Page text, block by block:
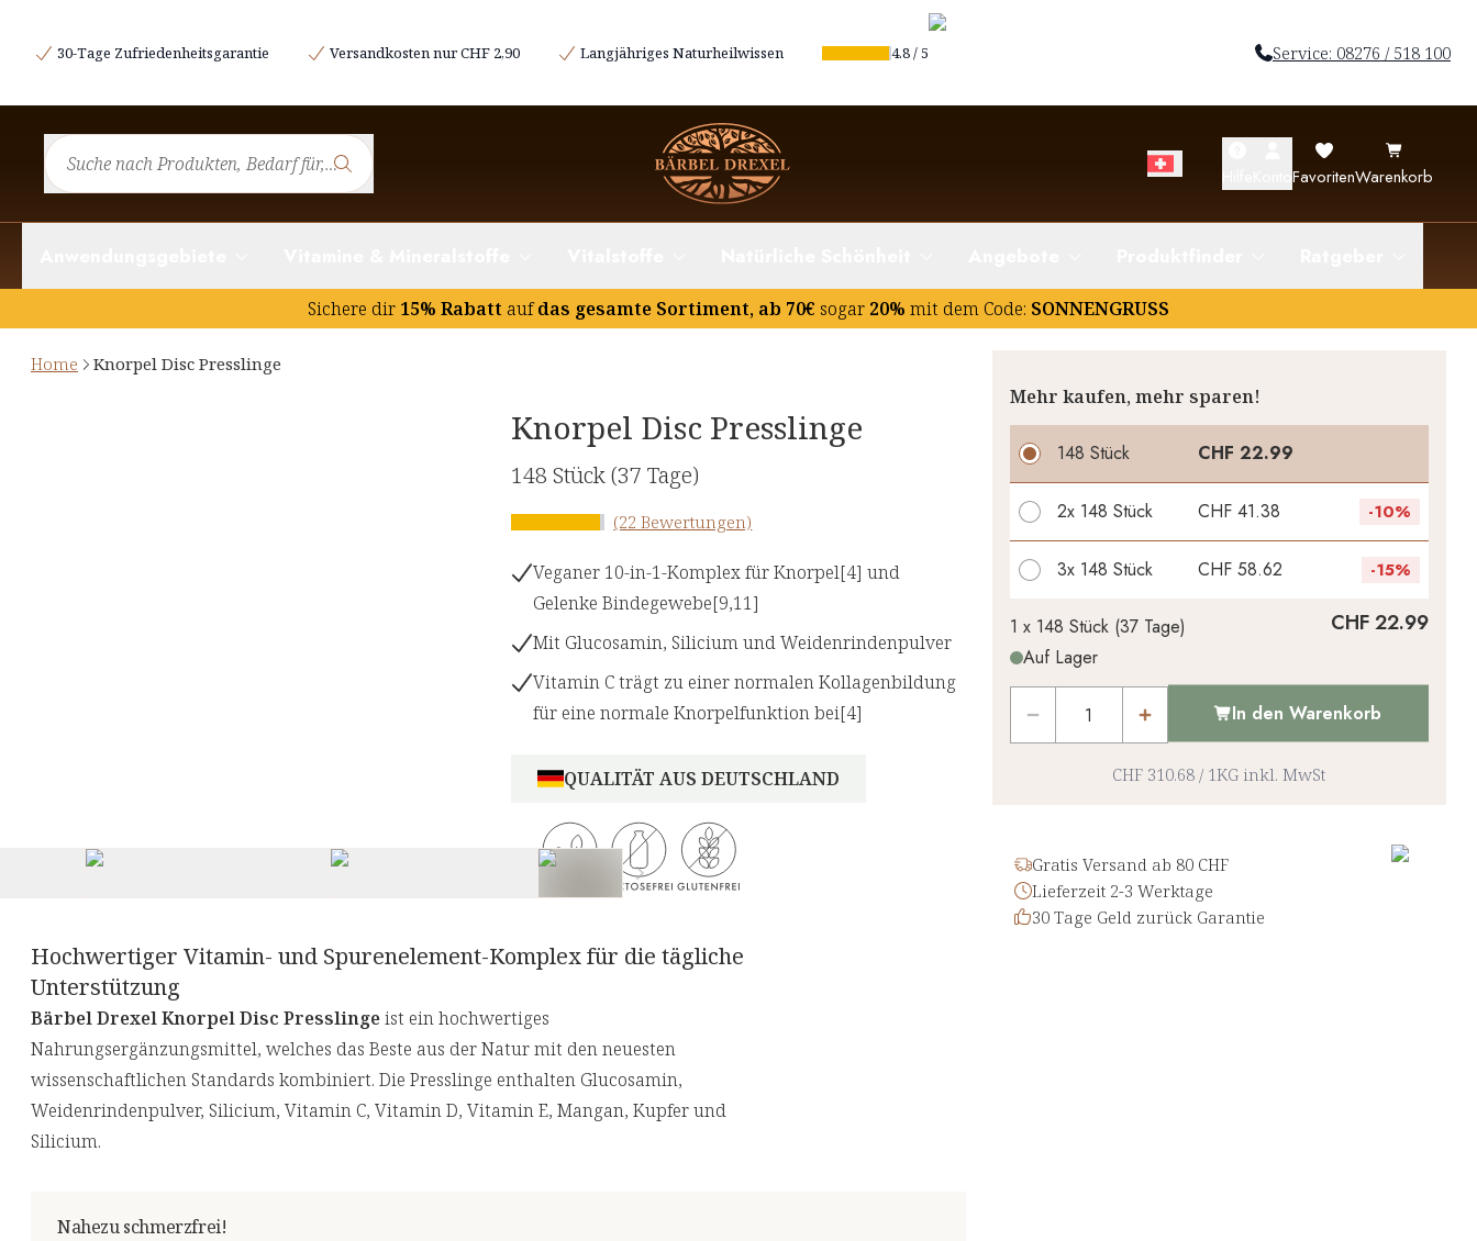
30-Tage Zufriedenheitsgarantie Versandkosten nur CHF 2,90 Langjähriges Naturheilwissen 4.8/5 Service: 08276 / 518 100
FavoritenWarenkorb
Sichere dir 15% Rabatt aufdas gesamte Sortiment, ab 70€ sogar 20% mit dem Code: SONNENGRUSS
Home Knorpel Disc Presslinge
Knorpel Disc Presslinge
148 Stück(37 Tage)
(22 Bewertungen)
Veganer 10-in-1-Komplex für Knorpel[4] und
Gelenke Bindegewebe[9,11]
Mit Glucosamin, Silicium und Weidenrindenpulver
Vitamin C trägt zu einer normalen Kollagenbildung
für eine normale Knorpelfunktion bei[4]
QUALITÄT AUS DEUTSCHLAND
Mehr kaufen, mehr sparen!
148 Stück CHF 22.99
2x 148 Stück CHF 41.38 -10%
3x 148 Stück CHF 58.62 -15%
Ihr persönlicher Rabatt
1x CHF 0.00
1 x 148 Stück (37 Tage)
Auf Lager
CHF 22.99
In den Warenkorb
CHF 310.68 / 1KG inkl. MwSt
Gratis Versand ab 80 CHF
Lieferzeit 2-3 Werktage
30 Tage Geld zurück Garantie
Hochwertiger Vitamin- und Spurenelement-Komplex für die tägliche
Unterstützung
Bärbel Drexel Knorpel Disc Presslingeist ein hochwertiges
Nahrungsergänzungsmittel, welches das Beste aus der Natur mit den neuesten
wissenschaftlichen Standards kombiniert. Die Presslinge enthalten Glucosamin,
Weidenrindenpulver, Silicium, Vitamin C, Vitamin D, Vitamin E, Mangan, Kupfer und
Silicium.
Nahezu schmerzfrei!